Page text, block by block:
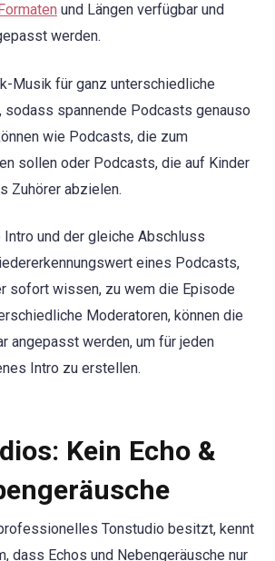
und Längen verfügbar und
werden.
Musik für ganz unterschiedliche
sodass spannende Podcasts genauso
wie Podcasts, die zum
sollen oder Podcasts, die auf Kinder
Zuhörer abzielen.
und der gleiche Abschluss
eines Podcasts,
sofort wissen, zu wem die Episode
Moderatoren, können die
angepasst werden, um für jeden
Intro zu erstellen.
Kein Echo &
Tonstudio besitzt, kennt
dass Echos und Nebengeräusche nur